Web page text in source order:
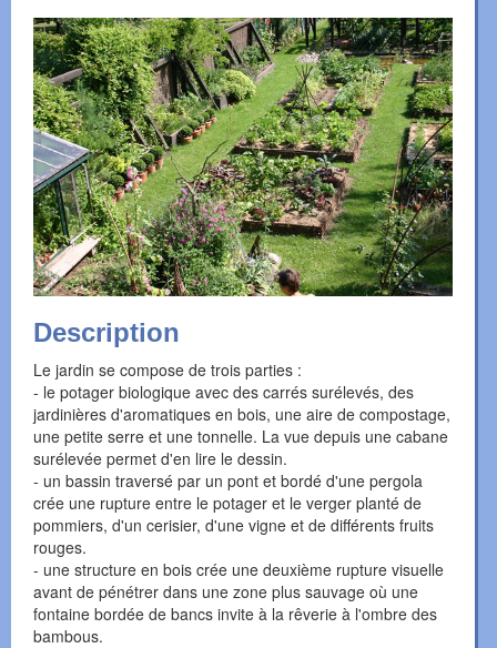
Description
Le jardin se compose de trois parties :
- le potager biologique avec des carrés surélevés, des
jardinières d'aromatiques en bois, une aire de compostage,
une petite serre et une tonnelle. La vue depuis une cabane
surélevée permet d'en lire le dessin.
- un bassin traversé par un pont et bordé d'une pergola
crée une rupture entre le potager et le verger planté de
pommiers, d'un cerisier, d'une vigne et de différents fruits
rouges.
- une structure en bois crée une deuxième rupture visuelle
avant de pénétrer dans une zone plus sauvage où une
fontaine bordée de bancs invite à la rêverie à l'ombre des
bambous.